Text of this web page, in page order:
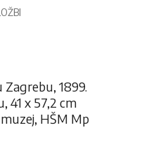
1899.
41 x 57,2 cm
HŠM Mp